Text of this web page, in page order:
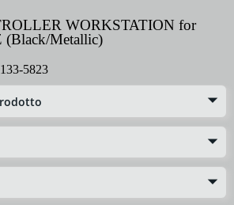
WORKSTATION for
Metallic)
5823